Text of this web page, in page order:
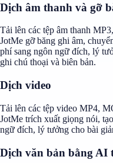
Dịch âm thanh và gỡ
Tải lên các tệp âm thanh
JotMe gỡ băng ghi âm,
phí sang ngôn ngữ đích, lý
ghi chú thoại và biên bản.
Dịch video
Tải lên các tệp video MP4,
JotMe trích xuất giọng nói,
ngữ đích, lý tưởng cho bài
Dịch văn bản bằng AI